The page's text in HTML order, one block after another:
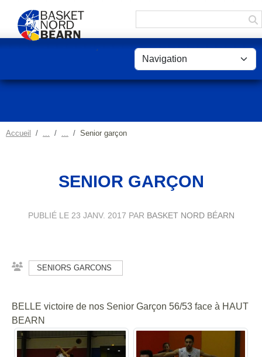
Accueil Senior garçon
SENIOR GARÇON
PUBLIÉ LE 23 JANV. 2017 PAR BASKET NORD BÉARN
SENIORS GARCONS
BELLE victoire de nos Senior Garçon 56/53 face à HAUT
BEARN